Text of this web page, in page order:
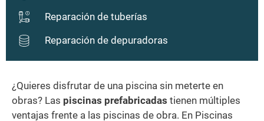
Reparación de tuberías
Reparación de depuradoras
¿Quieres disfrutar de una piscina sin meterte en
obras? Las piscinas prefabricadas tienen múltiples
ventajas frente a las piscinas de obra. En Piscinas